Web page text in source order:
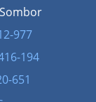
977
194
651